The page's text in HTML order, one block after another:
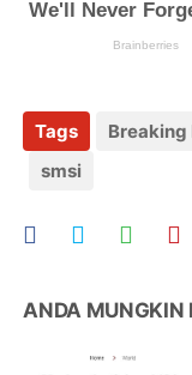
Tags Breaking
smsi
ANDA MUNGKIN